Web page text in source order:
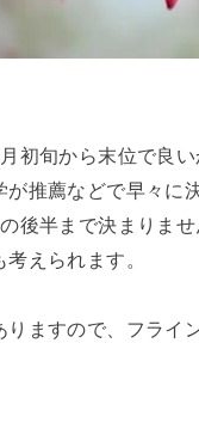
初旬から末位で良
が推薦などで早々に
後半まで決まりま
えられます。
りますので、フライ